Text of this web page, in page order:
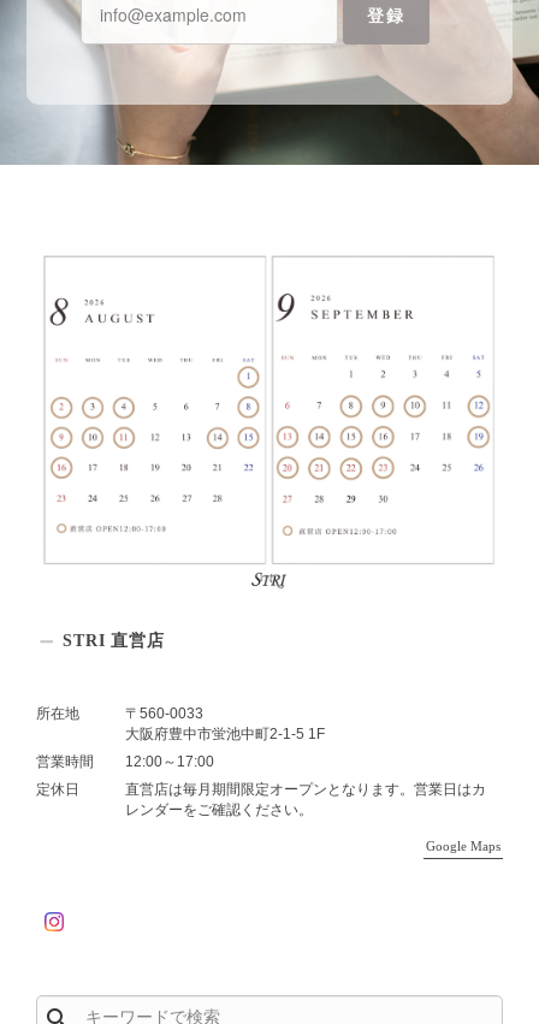
登録
STRI 直営店
所在地
〒560-0033
大阪府豊中市蛍池中町2-1-5 1F
営業時間
12:00～17:00
定休日
直営店は毎月期間限定オープンとなります。営業日はカ
レンダーをご確認ください。
Google Maps